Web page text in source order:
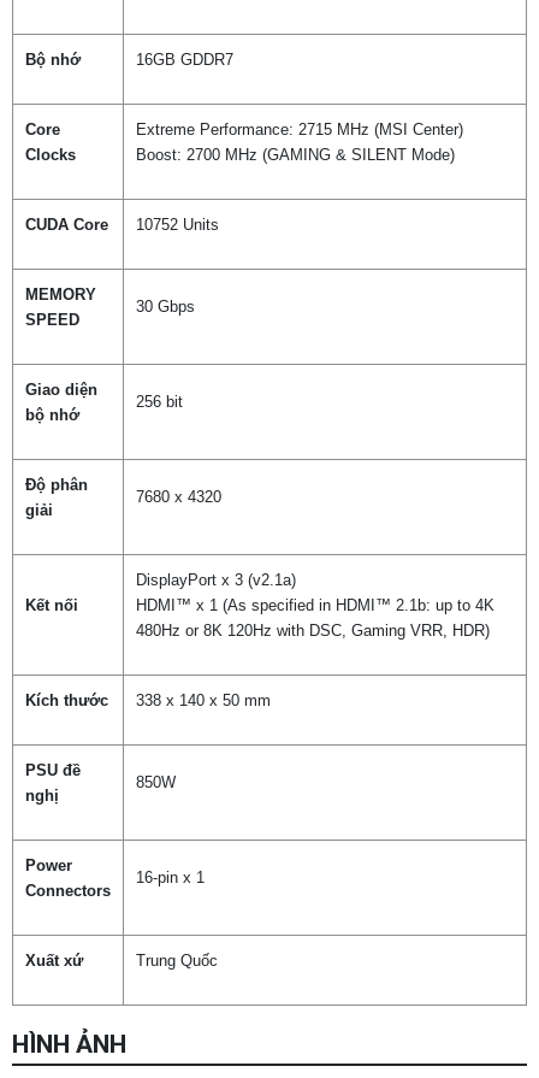
Bộ nhớ 16GB GDDR7
Core
Clocks
Extreme Performance: 2715 MHz (MSI Center)
Boost: 2700 MHz (GAMING & SILENT Mode)
CUDA Core 10752 Units
MEMORY
SPEED
30 Gbps
Giao diện
bộ nhớ
256 bit
Độ phân
giải
7680 x 4320
Kết nối
DisplayPort x 3 (v2.1a)
HDMI™ x 1 (As specified in HDMI™ 2.1b: up to 4K
480Hz or 8K 120Hz with DSC, Gaming VRR, HDR)
Kích thước 338 x 140 x 50 mm
PSU đề
nghị
850W
Power
Connectors
16-pin x 1
Xuất xứ Trung Quốc
HÌNH ẢNH